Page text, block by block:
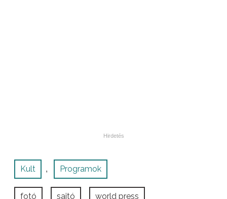
Kult , Programok
fotó sajtó world press